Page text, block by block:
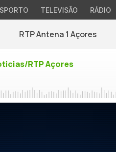
TELEVISÃO RÁDIO
RTP Antena 1 Açores
RTP Açores